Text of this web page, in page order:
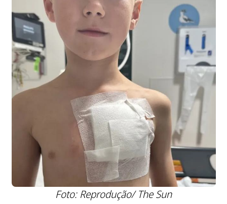
Foto: Reprodução/ The Sun